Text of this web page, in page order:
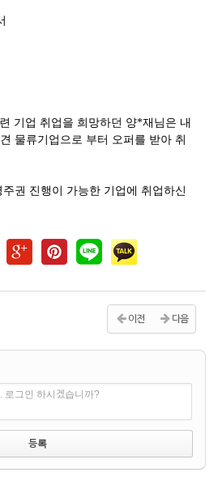
기업 취업을 희망하던 양*재님은 내
물류기업으로 부터 오퍼를 받아 취
주권 진행이 가능한 기업에
취업하신
이전 다음
로그인 하시겠습니까?